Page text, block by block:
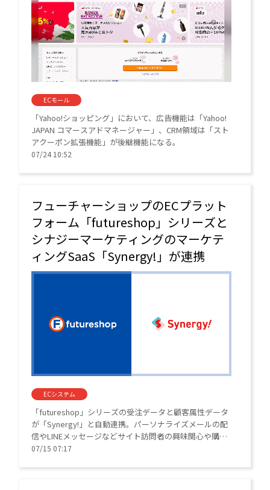
ECモール
「Yahoo!ショッピング」において、広告機能は「Yahoo!
JAPAN コマースアドマネージャー」、CRM領域は「スト
アクーポン拡張機能」が後継機能になる。
07/24 10:52
フューチャーショップのECプラット
フォーム「futureshop」シリーズと
シナジーマーケティングのマーケテ
ィングSaaS「Synergy!」が連携
ECシステム
「futureshop」シリーズの受注データと顧客属性データ
が「Synergy!」と自動連携。パーソナライズメールの配
信やLINEメッセージなどサイト訪問者の興味関心や購買
履歴に基づいたコミュニケーション施策が可能になる。
07/15 07:17